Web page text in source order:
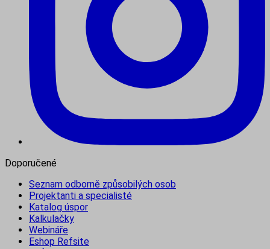
Doporučené
Seznam odborně způsobilých osob
Projektanti a specialisté
Katalog úspor
Kalkulačky
Webináře
Eshop Refsite